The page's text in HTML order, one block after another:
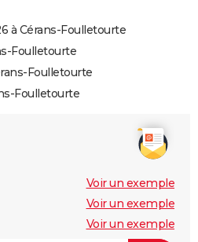
à Cérans-Foulletourte
Foulletourte
Foulletourte
Foulletourte
Voir un exemple
Voir un exemple
Voir un exemple